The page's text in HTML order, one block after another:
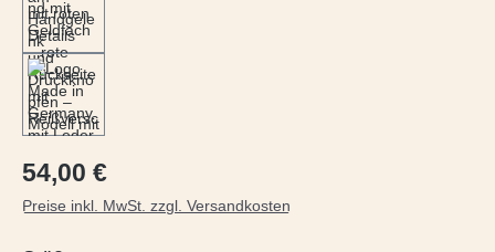
Regulärer Preis:
54,00 €
Preise inkl. MwSt. zzgl. Versandkosten